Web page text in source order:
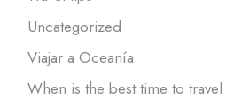
Uncategorized
Viajar a Oceanía
When is the best time to travel